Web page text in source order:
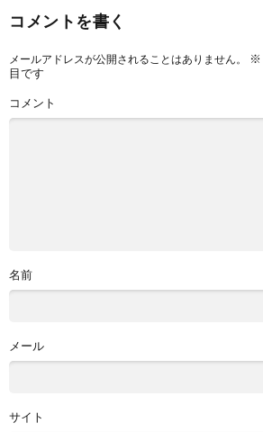
コメントを書く
メールアドレスが公開されることはありません。 ※
目です
コメント
名前
メール
サイト